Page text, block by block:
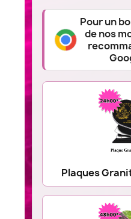
Pour un
de nos
Plaques